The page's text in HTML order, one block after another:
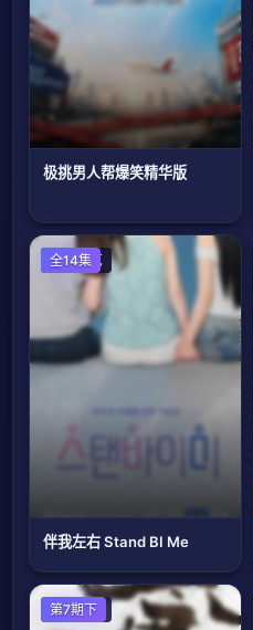
极挑男人帮爆笑精华版
日韩综艺
全14集
伴我左右 Stand BI Me
大陆综艺
第7期下